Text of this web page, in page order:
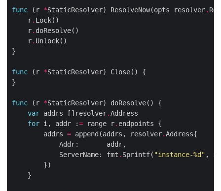
func (r *StaticResolver) ResolveNow(opts resolver.
    r
.
    r
.
    r
.
func (r *
func (r *
var addrs []resolver.
for i, addr := range r.
        addrs
= append(addrs, resolver.
            ServerName: fmt
. Sprintf( "instance-%d" , i